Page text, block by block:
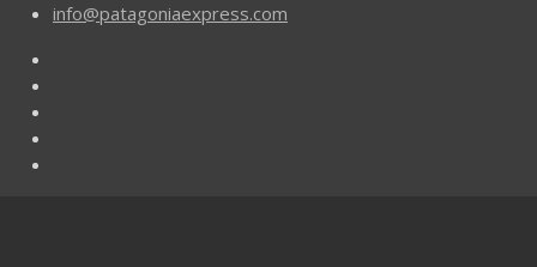
info@patagoniaexpress.com